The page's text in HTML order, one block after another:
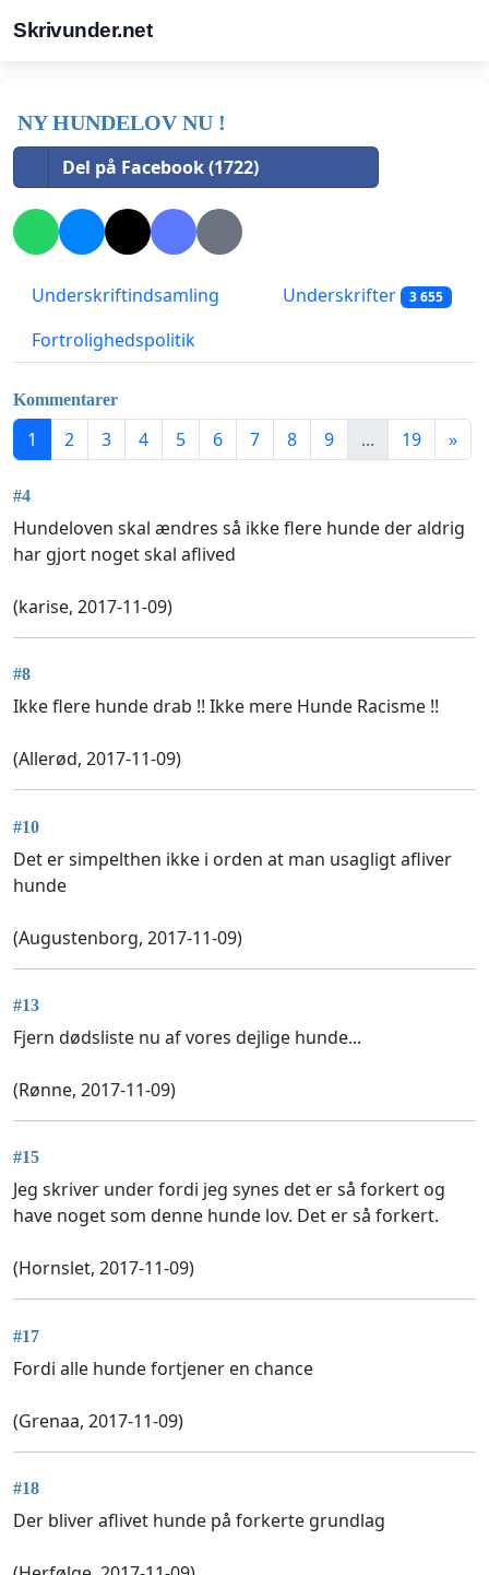
Skrivunder.net
NY HUNDELOV NU !
Del på Facebook (1722)
Underskriftindsamling Underskrifter 3 655
Fortrolighedspolitik
Kommentarer
1 2 3 4 5 6 7 8 9 ... 19 »
#4
Hundeloven skal ændres så ikke flere hunde der aldrig
har gjort noget skal aflived
(karise, 2017-11-09)
#8
Ikke flere hunde drab !! Ikke mere Hunde Racisme !!
(Allerød, 2017-11-09)
#10
Det er simpelthen ikke i orden at man usagligt afliver
hunde
(Augustenborg, 2017-11-09)
#13
Fjern dødsliste nu af vores dejlige hunde...
(Rønne, 2017-11-09)
#15
Jeg skriver under fordi jeg synes det er så forkert og
have noget som denne hunde lov. Det er så forkert.
(Hornslet, 2017-11-09)
#17
Fordi alle hunde fortjener en chance
(Grenaa, 2017-11-09)
#18
Der bliver aflivet hunde på forkerte grundlag